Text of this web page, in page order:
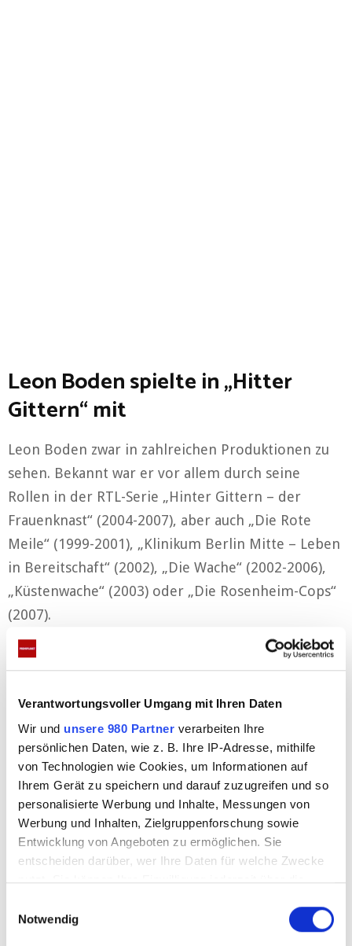
Verantwortungsvoller Umgang mit Ihren Daten
Wir und unsere 980 Partner verarbeiten Ihre
persönlichen Daten, wie z. B. Ihre IP-Adresse, mithilfe
von Technologien wie Cookies, um Informationen auf
Ihrem Gerät zu speichern und darauf zuzugreifen und so
personalisierte Werbung und Inhalte, Messungen von
Werbung und Inhalten, Zielgruppenforschung sowie
Entwicklung von Angeboten zu ermöglichen. Sie
entscheiden darüber, wer Ihre Daten für welche Zwecke
nutzt. Sie können Ihre Einwilligung jederzeit über die
Trigger Symbol ändern oder widerrufen
Notwendig
Leon Boden spielte in „Hitter
Gittern“ mit
Leon Boden zwar in zahlreichen Produktionen zu
sehen. Bekannt war er vor allem durch seine
Rollen in der RTL-Serie „Hinter Gittern – der
Frauenknast“ (2004-2007), aber auch „Die Rote
Meile“ (1999-2001), „Klinikum Berlin Mitte – Leben
in Bereitschaft“ (2002), „Die Wache“ (2002-2006),
„Küstenwache“ (2003) oder „Die Rosenheim-Cops“
(2007).
Er war die Stimme von Denzel
Washington
damals Schauspiel und spielte dann Theater an der